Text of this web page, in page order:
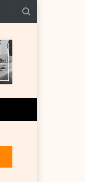
petrol üreticilerine y..